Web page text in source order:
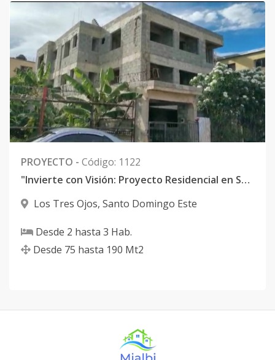
PROYECTO - Código: 1122
"Invierte con Visión: Proyecto Residencial en Santo Domingo Este, Cerca del Parque Los Tres Ojos y el Malecón, en oferta por US$325,000"
Los Tres Ojos, Santo Domingo Este
Desde 2 hasta 3 Hab.
Desde 75 hasta 190 Mt2